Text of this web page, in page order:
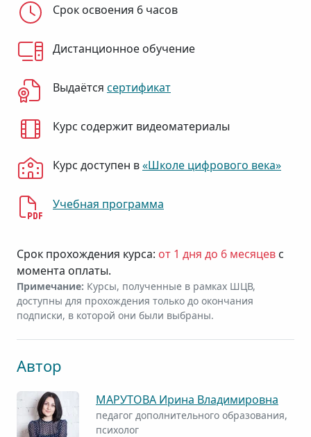
Срок освоения 6 часов
Дистанционное обучение
Выдаётся сертификат
Курс содержит видеоматериалы
Курс доступен в«Школе цифрового века»
Учебная программа
Срок прохождения курса: от 1 дня до 6 месяцев с
момента оплаты.
Примечание: Курсы, полученные в рамках ШЦВ,
доступны для прохождения только до окончания
подписки, в которой они были выбраны.
Автор
МАРУТОВА Ирина Владимировна
педагог дополнительного образования,
психолог